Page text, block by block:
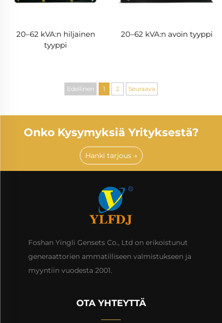
20–62 kVA:n hiljainen
tyyppi
20–62 kVA:n avoin tyyppi
Edellinen 1 2 Seuraava
Onko Kysymyksiä Yrityksestä?
Hanki tarjous →
Foshan Yingli Gensets Co., Ltd on erikoistunut
generaattorien ammatilliseen valmistukseen ja
myyntiin vuodesta 2001.
OTA YHTEYTTÄ